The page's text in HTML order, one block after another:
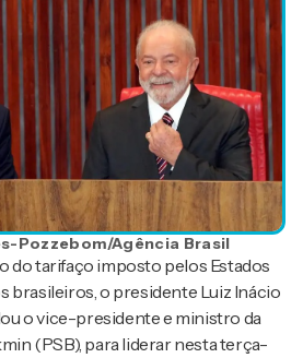
Pozzebom/Agência Brasil
do tarifaço imposto pelos Estados
brasileiros, o presidente Luiz Inácio
o vice-presidente e ministro da
(PSB), para liderar nesta terça-